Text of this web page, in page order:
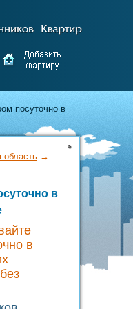
посуточно в
аренде от
сдавайте жильё
область →
в
в